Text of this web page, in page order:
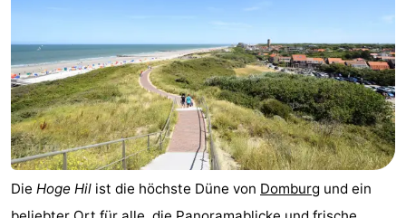
Ringstechen
Veranstaltungen
Praktisch
Forum
Die Hoge Hil ist die höchste Düne von Domburg und ein